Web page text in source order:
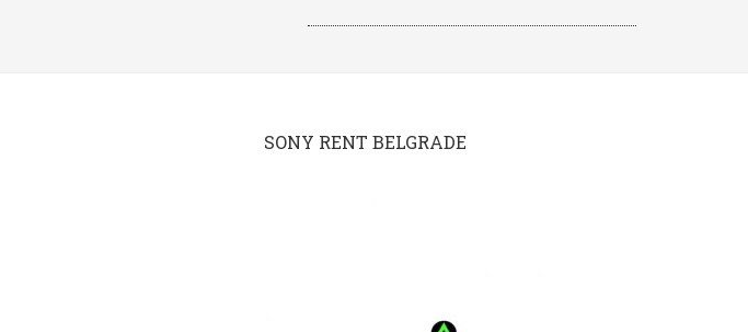
SONY RENT BELGRADE